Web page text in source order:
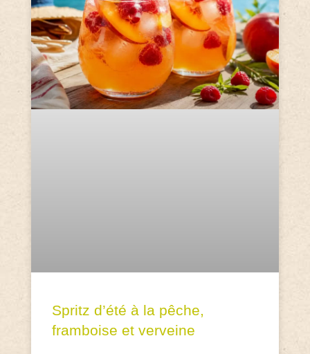
Spritz d’été à la pêche,
framboise et verveine